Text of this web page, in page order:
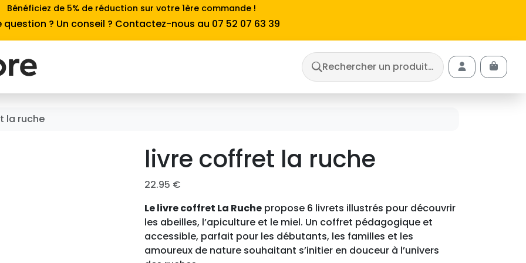
Bénéficiez de 5% de réduction sur votre 1ère commande !
question ? Un conseil ? Contactez-nous au 07 52 07 63 39
Rechercher un produit…
Account
Cart
la ruche
livre coffret la ruche
22.95 €
Le livre coffret La Ruche propose 6 livrets illustrés pour découvrir
les abeilles, l’apiculture et le miel. Un coffret pédagogique et
accessible, parfait pour les débutants, les familles et les
amoureux de nature souhaitant s’initier en douceur à l’univers